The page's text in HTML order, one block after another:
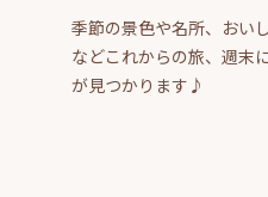
季節の景色や名所、おい
などこれからの旅、週末
が見つかります♪